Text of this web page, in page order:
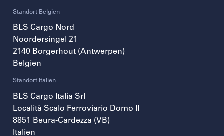
Standort Belgien
BLS Cargo Nord
Noordersingel 21
2140 Borgerhout (Antwerpen)
Belgien
Standort Italien
BLS Cargo Italia Srl
Località Scalo Ferroviario Domo II
8851 Beura-Cardezza (VB)
Italien